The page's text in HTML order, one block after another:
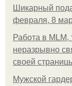
Шикарный
февраля, 8
Работа в MLM,
неразрывно
своей
Мужской